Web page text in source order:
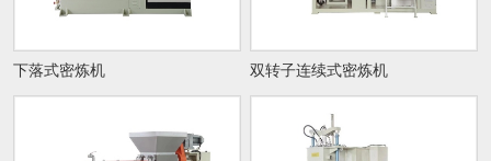
下落式密炼机 双转子连续式密炼机